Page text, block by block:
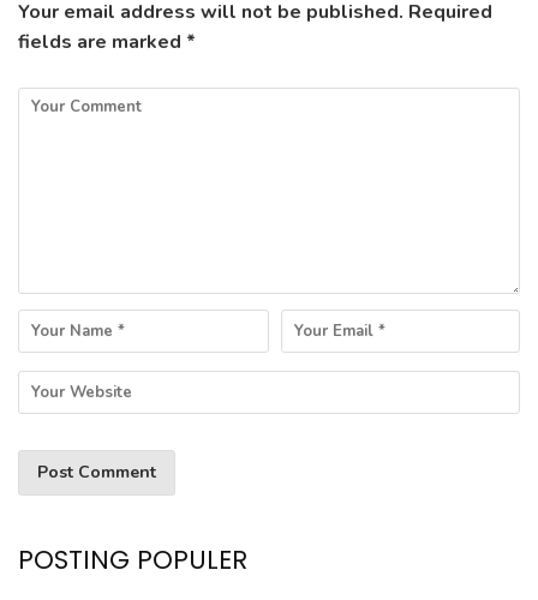
Your email address will not be published. Required
fields are marked *
POSTING POPULER